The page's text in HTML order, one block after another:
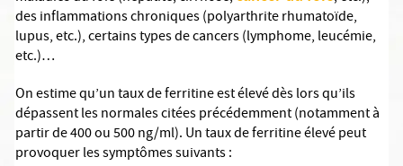
des inflammations chroniques (polyarthrite rhumatoïde,
lupus, etc.), certains types de cancers (lymphome, leucémie,
etc.)…
On estime qu’un taux de ferritine est élevé dès lors qu’ils
dépassent les normales citées précédemment (notamment à
partir de 400 ou 500 ng/ml). Un taux de ferritine élevé peut
provoquer les symptômes suivants :